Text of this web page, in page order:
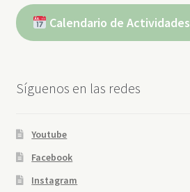
Calendario de Actividades
Síguenos en las redes
Youtube
Facebook
Instagram